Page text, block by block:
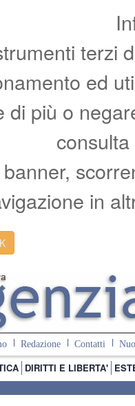
terzi
ed
di più o
in
Redazione Contatti
DIRITTI E LIBERTA'